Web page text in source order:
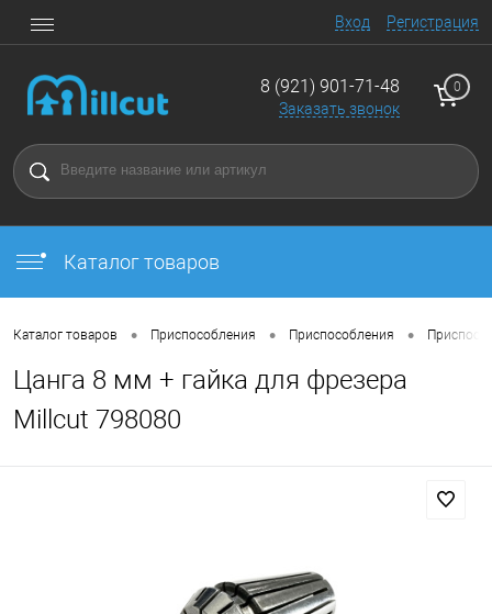
Вход Регистрация
8 (921) 901-71-48
Заказать звонок
0
Каталог товаров
Каталог товаров • Приспособления • Приспособления •
Цанга 8 мм + гайка для фрезeра
Millcut 798080